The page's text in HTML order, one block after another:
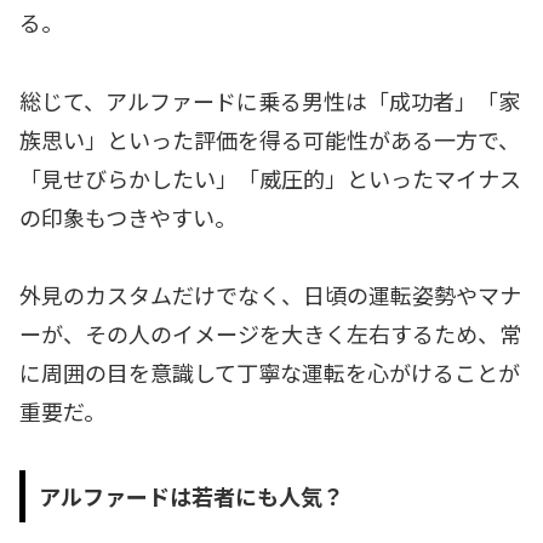
る。
総じて、アルファードに乗る男性は「成功者」「家
族思い」といった評価を得る可能性がある一方で、
「見せびらかしたい」「威圧的」といったマイナス
の印象もつきやすい。
外見のカスタムだけでなく、日頃の運転姿勢やマナ
ーが、その人のイメージを大きく左右するため、常
に周囲の目を意識して丁寧な運転を心がけることが
重要だ。
アルファードは若者にも人気？